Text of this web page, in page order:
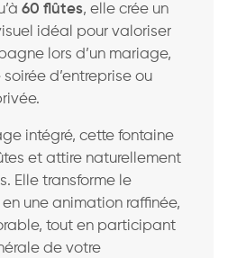
60 flûtes, elle crée un
idéal pour valoriser
lors d’un mariage,
soirée d’entreprise ou
intégré, cette fontaine
et attire naturellement
Elle transforme le
une animation raffinée,
tout en participant
de votre